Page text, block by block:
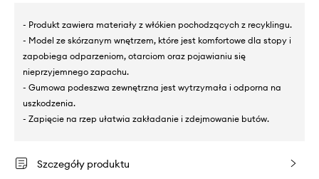
- Produkt zawiera materiały z włókien pochodzących z recyklingu.
- Model ze skórzanym wnętrzem, które jest komfortowe dla stopy i
zapobiega odparzeniom, otarciom oraz pojawianiu się
nieprzyjemnego zapachu.
- Gumowa podeszwa zewnętrzna jest wytrzymała i odporna na
uszkodzenia.
- Zapięcie na rzep ułatwia zakładanie i zdejmowanie butów.
Szczegóły produktu